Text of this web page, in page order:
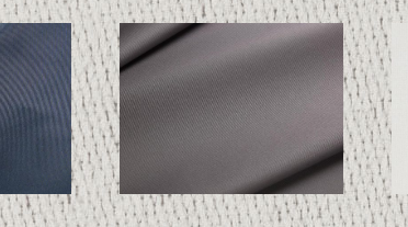
1994
TECHNO 1993
LUX